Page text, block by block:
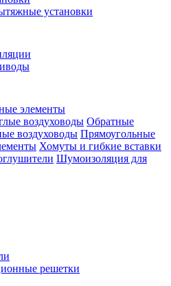
установки
элементы
воздуховоды Обратные
воздуховоды Прямоугольные
Хомуты и гибкие вставки
Шумоизоляция для
решетки